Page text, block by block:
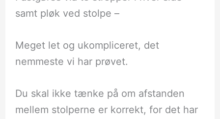
samt pløk ved stolpe –
Meget let og ukompliceret, det
nemmeste vi har prøvet.
Du skal ikke tænke på om afstanden
mellem stolperne er korrekt, for det har